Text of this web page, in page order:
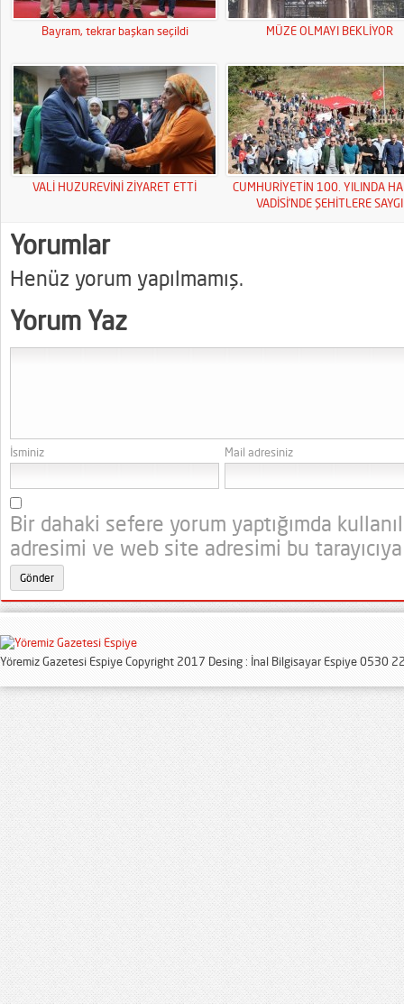
Bayram, tekrar başkan seçildi MÜZE OLMAYI BEKLİYOR
VALİ HUZUREVİNİ ZİYARET ETTİ
CUMHURİYETİN 100. YILINDA
VADİSİ’NDE ŞEHİTLERE SAYGI
Yorumlar
Henüz yorum yapılmamış.
Yorum Yaz
İsminiz Mail adresiniz
Bir dahaki sefere yorum yaptığımda
adresimi ve web site adresimi bu
Yöremiz Gazetesi Espiye Copyright 2017 Desing : İnal Bilgisayar Espiye 0530